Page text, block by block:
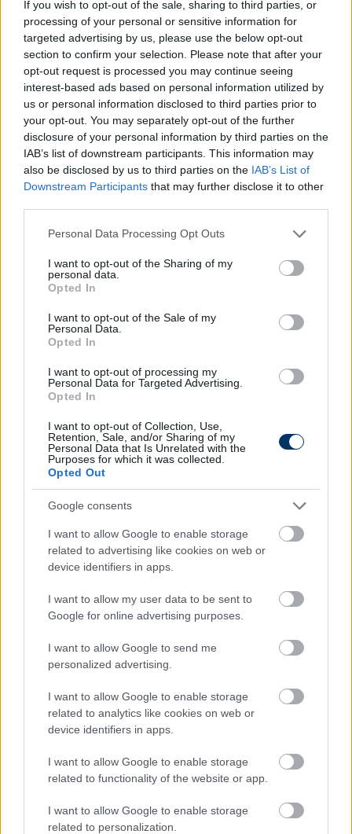
If you wish to opt-out of the sale, sharing to third parties, or
processing of your personal or sensitive information for
targeted advertising by us, please use the below opt-out
section to confirm your selection. Please note that after your
opt-out request is processed you may continue seeing
interest-based ads based on personal information utilized by
us or personal information disclosed to third parties prior to
your opt-out. You may separately opt-out of the further
disclosure of your personal information by third parties on the
IAB’s list of downstream participants. This information may
also be disclosed by us to third parties on the IAB’s List of
Downstream Participants that may further disclose it to other
Please note that this website/app uses one or more Google
not limited to your visit or usage behaviour. You may click to
grant or deny consent to Google and its third-party tags to
use your data for below specified purposes in below Google
consent section.
Personal Data Processing Opt Outs
I want to opt-out of the Sharing of my
personal data.
Opted In
I want to opt-out of the Sale of my
Personal Data.
Opted In
I want to opt-out of processing my
Personal Data for Targeted Advertising.
Opted In
I want to opt-out of Collection, Use,
Retention, Sale, and/or Sharing of my
Personal Data that Is Unrelated with the
Purposes for which it was collected.
Opted Out
Google consents
I want to allow Google to enable storage
related to advertising like cookies on web or
device identifiers in apps.
I want to allow my user data to be sent to
Google for online advertising purposes.
I want to allow Google to send me
personalized advertising.
I want to allow Google to enable storage
related to analytics like cookies on web or
device identifiers in apps.
I want to allow Google to enable storage
related to functionality of the website or app.
I want to allow Google to enable storage
related to personalization.
– tette közzéhivatalos oldalánkedd délelőtt a
kecskeméti klub.
Mint ismert, a KTE korábban úgy ítélte meg, hogy a
DVSC színeiben jogosulatlanul lépett pályára Vajda
Botond, aki a bajnokság folytatása előtt meghívást
kapott a magyar U21-es válogatottba, ahonnan
azonban sérülésre hivatkozva visszatért klubjához. A
nemzetközi szövetség irányadó szabályozása
alapján - a nemzeti csapatok érdekének védelmében
nemzetközi program végeztétől számítva.
A DVSC honlapján korábban megjelent reakció
szerint a második vendéggólt szerző Vajda Botond
küzdő futballistát a magyar szövetség orvosi stábja
megvizsgálta, és úgy döntött, hogy állapota
további azonnali terhelés esetén súlyosbodhat, így
eltekintettek a szerepeltetésétől, a Loki pedig azzal
érvelt, hogy ebben az esetben nem érvényes a
kecskemétiek által hivatkozott szabálypont.
Olvastad már?
Vidivel - a háttér
Nem mindennapi megállapodást kötött a fehérvári
stábban is több változás jöhet.
Elolvasom